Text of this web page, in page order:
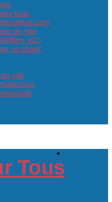
tous
du site
etc)
un chant
site